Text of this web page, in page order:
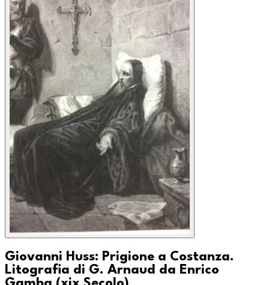
Giovanni Huss: Prigione a Costanza.
Litografia di G. Arnaud da Enrico